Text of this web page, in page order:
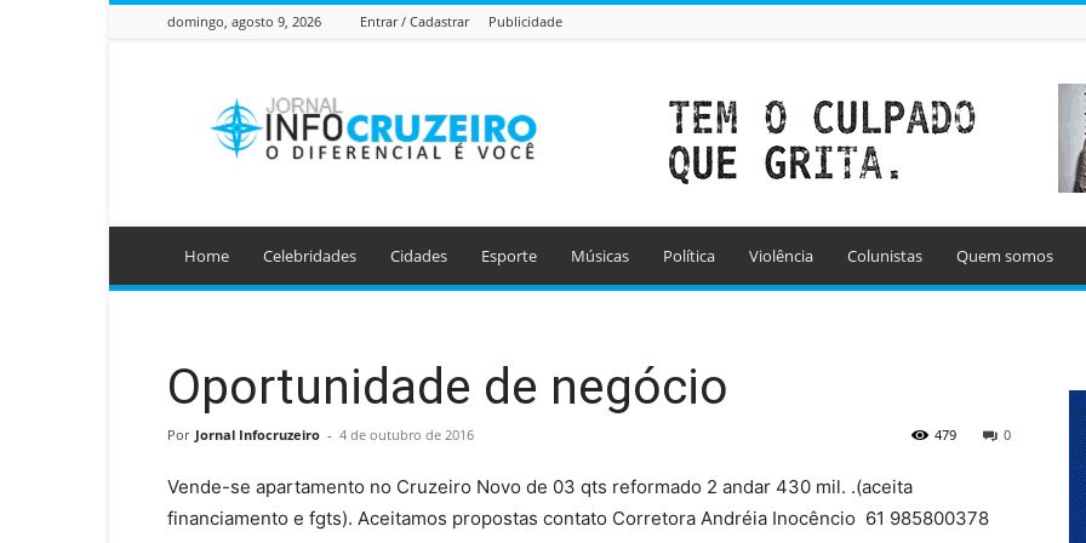
domingo, agosto 9, 2026 Entrar / Cadastrar Publicidade
Info
Cruzeiro
Home Celebridades Cidades Esporte Músicas Política Violência Colunistas Quem somos
Oportunidade de negócio
Por Jornal Infocruzeiro - 4 de outubro de 2016 0
479
Vende-se apartamento no Cruzeiro Novo de 03 qts reformado 2 andar 430 mil. .(aceita
financiamento e fgts). Aceitamos propostas contato Corretora Andréia Inocêncio 61 985800378